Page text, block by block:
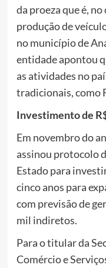
da proeza que é,
produção de
no município de
entidade apontou
as atividades no
tradicionais, como
Investimento de
Em novembro do
assinou protocolo
Estado para
cinco anos para
com previsão de
mil indiretos.
Para o titular da
Comércio e